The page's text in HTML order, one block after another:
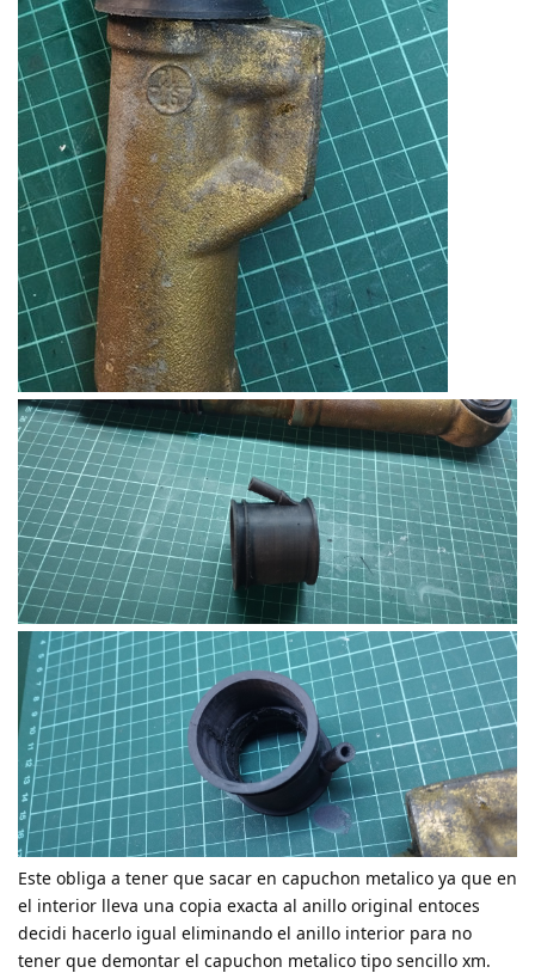
Este obliga a tener que sacar en capuchon metalico ya que en
el interior lleva una copia exacta al anillo original entoces
decidi hacerlo igual eliminando el anillo interior para no
tener que demontar el capuchon metalico tipo sencillo xm.